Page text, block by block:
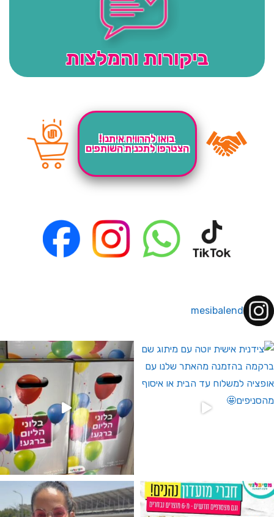
ביקורות והמלצות
בואו להרוויח איתנו!
הצטרפו לתכנית השותפים
mesibalend
לחברי מועדון ומצטרפים חדשים🤍
מין העובר רק במסיבלנד !! קיים